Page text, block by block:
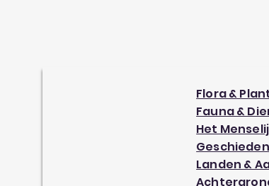
Flora &
Fauna &
Het
Landen &